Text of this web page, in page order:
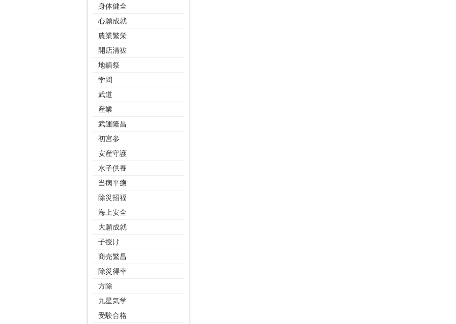
身体健全
心願成就
農業繁栄
開店清祓
地鎮祭
学問
武道
産業
武運隆昌
初宮参
安産守護
水子供養
当病平癒
除災招福
海上安全
大願成就
子授け
商売繁昌
除災得幸
方除
九星気学
受験合格